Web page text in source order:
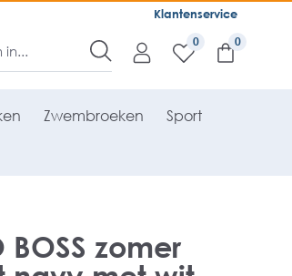
Klantenservice
0
Zwembroeken Sport
zomer